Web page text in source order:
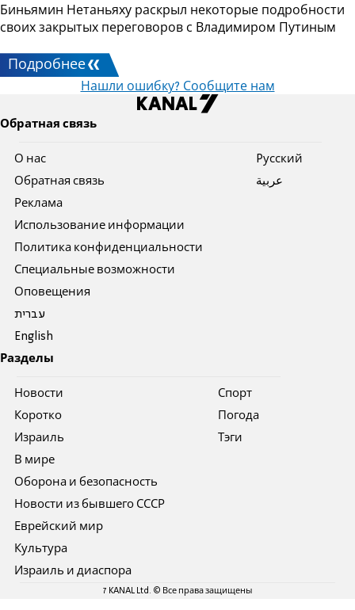
Биньямин Нетаньяху раскрыл некоторые подробности
своих закрытых переговоров с Владимиром Путиным
Подробнее
Нашли ошибку? Сообщите нам
Обратная связь
О нас
Обратная связь
Реклама
Использование информации
Политика конфиденциальности
Специальные возможности
Оповещения
עברית
English
Pусский
عربية
Разделы
Новости
Коротко
Израиль
В мире
Оборона и безопасность
Новости из бывшего СССР
Еврейский мир
Культура
Израиль и диаспора
Спорт
Погода
Тэги
7 KANAL Ltd. © Все права защищены